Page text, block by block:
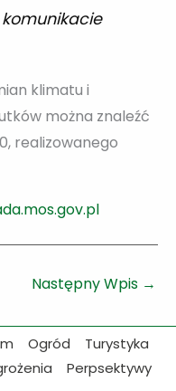
klimatu i
można znaleźć
realizowanego
Następny Wpis →
Ogród
Turystyka
Perpsektywy